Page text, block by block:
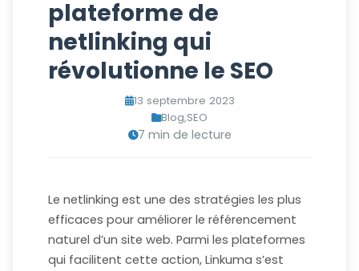
plateforme de
netlinking qui
révolutionne le SEO
13 septembre 2023
Blog,SEO
7 min de lecture
Le netlinking est une des stratégies les plus
efficaces pour améliorer le référencement
naturel d’un site web. Parmi les plateformes
qui facilitent cette action, Linkuma s’est